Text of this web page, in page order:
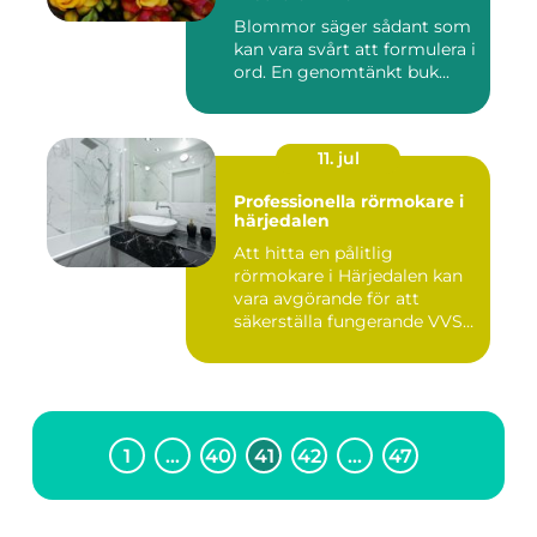
Blommor säger sådant som
kan vara svårt att formulera i
ord. En genomtänkt buk...
11. jul
Professionella rörmokare i
härjedalen
Att hitta en pålitlig
rörmokare i Härjedalen kan
vara avgörande för att
säkerställa fungerande VVS-
1 … 40 41 42 … 47